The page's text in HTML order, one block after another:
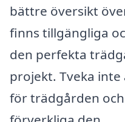
bättre översikt
finns tillgängliga
den perfekta
projekt. Tveka
för trädgården